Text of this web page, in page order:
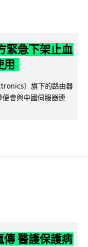
緊急下架止血
）旗下的路由器
會與中國伺服器連
醫護保護病